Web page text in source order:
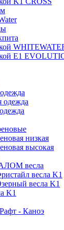
E1
одежда
низкая
высокая
весла
весла K1
весла K1
K1
- Каноэ